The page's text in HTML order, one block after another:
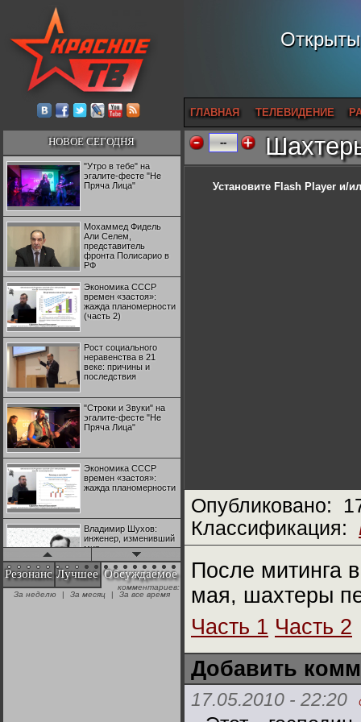
ГЛАВНАЯ ТЕЛЕВИДЕНИЕ
НОВОЕ СЕГОДНЯ
"Утро в тебе" на
эгалите-фесте "Не
Пряча Лица"
Мохаммед Фидель
Али Селем,
представитель
фронта Полисарио в
РФ
Экономика СССР
времен «застоя»:
жажда планомерности
(часть 2)
Рост социального
неравенства в 21
веке: причины и
последствия
"Строки и Звуки" на
эгалите-фесте "Не
Пряча Лица"
Экономика СССР
времен «застоя»:
жажда планомерности
Владимир Шухов:
инженер, изменивший
мир
"Аркадий Коц" на
эгалите-фесте "Не
Резонанс Лучшее Обсуждаемое
комментариев:
За неделю
| За месяц | За все время
--
Установите Flash Player и/
Опубликовано:
Классификация:
После митинга
мая, шахтеры
Часть 1 Часть 2
Добавить
17.05.2010 - 22:20